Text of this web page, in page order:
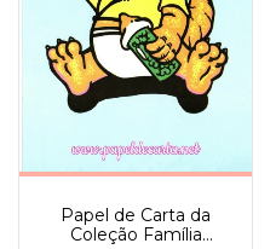
Papel de Carta da
Coleção Família